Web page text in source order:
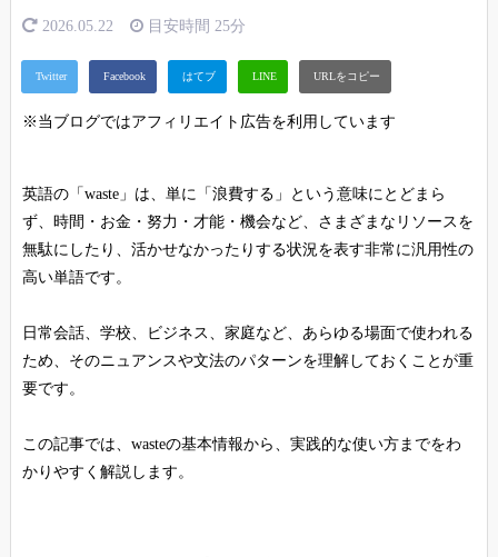
2026.05.22 目安時間 25分
※当ブログではアフィリエイト広告を利用しています
英語の「waste」は、単に「浪費する」という意味にとどまら
ず、時間・お金・努力・才能・機会など、さまざまなリソースを
無駄にしたり、活かせなかったりする状況を表す非常に汎用性の
高い単語です。
日常会話、学校、ビジネス、家庭など、あらゆる場面で使われる
ため、そのニュアンスや文法のパターンを理解しておくことが重
要です。
この記事では、wasteの基本情報から、実践的な使い方までをわ
かりやすく解説します。